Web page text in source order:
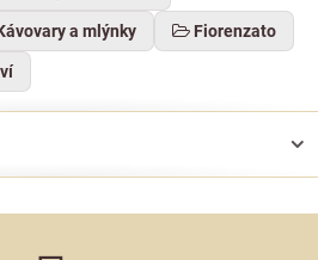
a mlýnky Fiorenzato